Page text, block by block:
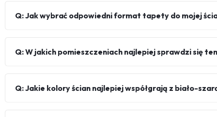
Q: Jak wybrać odpowiedni format tapety do mojej
Q: W jakich pomieszczeniach najlepiej sprawdzi się
Q: Jakie kolory ścian najlepiej współgrają z biało-